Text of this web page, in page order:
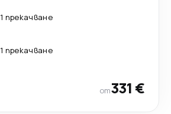
1 прекачване
1 прекачване
от331 €